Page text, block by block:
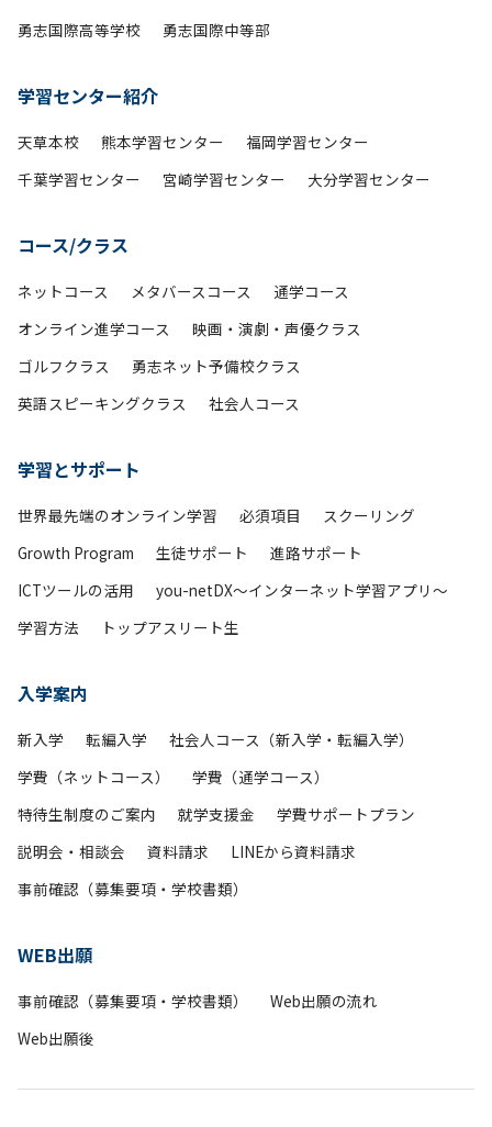
勇志国際高等学校 勇志国際中等部
学習センター紹介
天草本校 熊本学習センター
福岡学習センター
千葉学習センター
宮崎学習センター 大分学習センター
コース/クラス
ネットコース メタバースコース
通学コース
オンライン進学コース
映画・演劇・声優クラス
ゴルフクラス
勇志ネット予備校クラス
英語スピーキングクラス
社会人コース
学習とサポート
世界最先端のオンライン学習 必須項目
スクーリング
Growth Program
生徒サポート
進路サポート
ICTツールの活用
you-netDX～インターネット学習アプリ～
学習方法
トップアスリート生
入学案内
新入学 転編入学
社会人コース（新入学・転編入学）
学費（ネットコース）
学費（通学コース）
特待生制度のご案内
就学支援金
学費サポートプラン
説明会・相談会
資料請求
LINEから資料請求
事前確認（募集要項・学校書類）
WEB出願
事前確認（募集要項・学校書類）
Web出願の流れ
Web出願後